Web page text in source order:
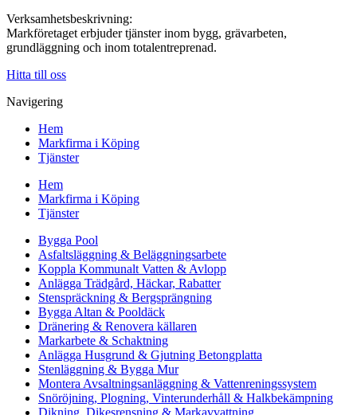
Verksamhetsbeskrivning:
Markföretaget erbjuder tjänster inom bygg, grävarbeten,
grundläggning och inom totalentreprenad.
Hitta till oss
Navigering
Hem
Markfirma i Köping
Tjänster
Hem
Markfirma i Köping
Tjänster
Bygga Pool
Asfaltsläggning & Beläggningsarbete
Koppla Kommunalt Vatten & Avlopp
Anlägga Trädgård, Häckar, Rabatter
Stenspräckning & Bergsprängning
Bygga Altan & Pooldäck
Dränering & Renovera källaren
Markarbete & Schaktning
Anlägga Husgrund & Gjutning Betongplatta
Stenläggning & Bygga Mur
Montera Avsaltningsanläggning & Vattenreningssystem
Snöröjning, Plogning, Vinterunderhåll & Halkbekämpning